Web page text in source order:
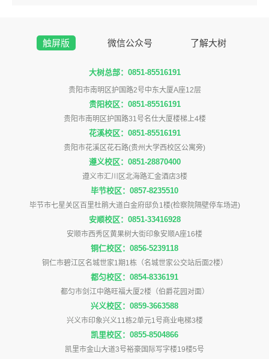
触屏版 微信公众号 了解大树
大树总部：0851-85516191
贵阳市南明区护国路2号中东大厦A座12层
贵阳校区：0851-85516191
贵阳市南明区护国路31号名仕大厦楼梯上4楼
花溪校区：0851-85516191
贵阳市花溪区花石路(贵州大学西校区公寓旁)
遵义校区：0851-28870400
遵义市汇川区北海路汇金酒店3楼
毕节校区：0857-8235510
毕节市七星关区百里杜鹃大道白金府邸负1楼(检察院隔壁停车场进)
安顺校区：0851-33416928
安顺市西秀区黄果树大街印象安顺A座16楼
铜仁校区：0856-5239118
铜仁市碧江区名城世家1期1栋（名城世家公交站后面2楼）
都匀校区：0854-8336191
都匀市剑江中路旺福大厦2楼（伯爵花园对面）
兴义校区：0859-3663588
兴义市印象兴义11栋2单元1号商业电梯3楼
凯里校区：0855-8504866
凯里市金山大道3号裕豪国际写字楼19楼5号